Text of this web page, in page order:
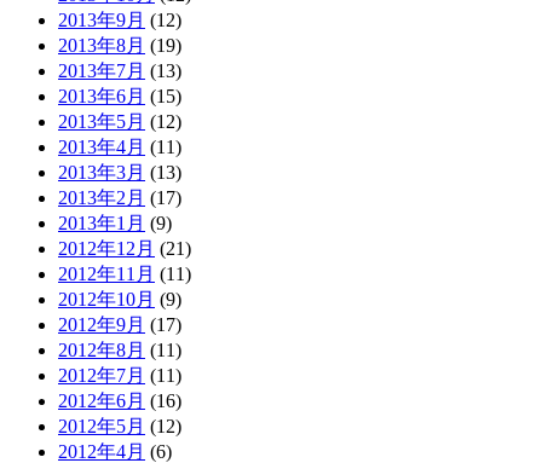
2013年9月 (12)
2013年8月 (19)
2013年7月 (13)
2013年6月 (15)
2013年5月 (12)
2013年4月 (11)
2013年3月 (13)
2013年2月 (17)
2013年1月 (9)
2012年12月 (21)
2012年11月 (11)
2012年10月 (9)
2012年9月 (17)
2012年8月 (11)
2012年7月 (11)
2012年6月 (16)
2012年5月 (12)
2012年4月 (6)